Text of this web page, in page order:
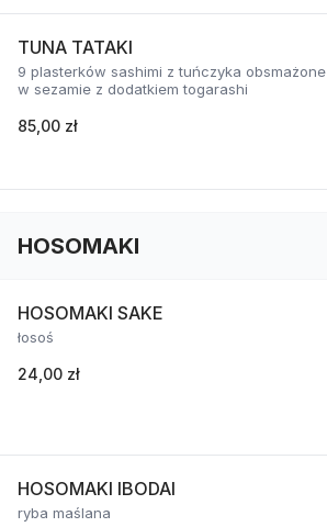
TUNA TATAKI
9 plasterków sashimi z tuńczyka obsmażone
w sezamie z dodatkiem togarashi
85,00 zł
HOSOMAKI
HOSOMAKI SAKE
łosoś
24,00 zł
HOSOMAKI IBODAI
ryba maślana